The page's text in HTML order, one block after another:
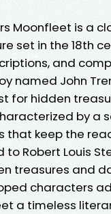
Moonfleet is a
set in the 18th
and
named John
for hidden
by a
that keep the
Robert Louis
treasures and
characters
a timeless